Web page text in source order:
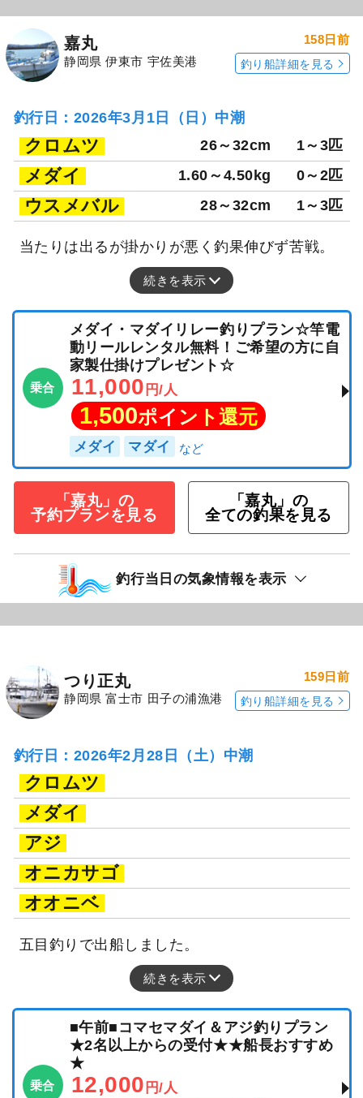
嘉丸
静岡県 伊東市 宇佐美港
158日前
釣り船詳細を見る
釣行日：2026年3月1日（日）中潮
クロムツ 26～32cm 1～3匹
メダイ 1.60～4.50kg 0～2匹
ウスメバル 28～32cm 1～3匹
当たりは出るが掛かりが悪く釣果伸びず苦戦。
続きを表示
乗合
メダイ・マダイリレー釣りプラン☆竿電
動リールレンタル無料！ご希望の方に自
家製仕掛けプレゼント☆
11,000 円/人
1,500ポイント還元
メダイ マダイ
「嘉丸」の
予約プランを見る
「嘉丸」の
全ての釣果を見る
釣行当日の気象情報を表示
つり正丸
静岡県 富士市 田子の浦漁港
159日前
釣り船詳細を見る
釣行日：2026年2月28日（土）中潮
クロムツ
メダイ
アジ
オニカサゴ
オオニベ
五目釣りで出船しました。
続きを表示
乗合
■午前■コマセマダイ＆アジ釣りプラン
★2名以上からの受付★★船長おすすめ
★
12,000 円/人